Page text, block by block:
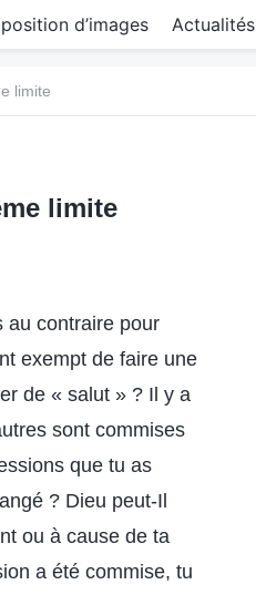
d’images Actualités
limite
limite
au contraire pour
exempt de faire une
de « salut » ? Il y a
sont commises
que tu as
? Dieu peut-Il
ou à cause de ta
a été commise, tu